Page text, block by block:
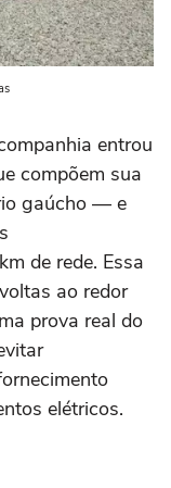
entrou
compõem sua
gaúcho — e
de rede. Essa
ao redor
prova real do
elétricos.